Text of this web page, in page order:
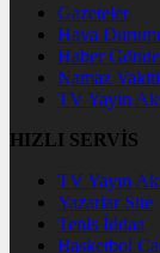
Gazeteler
Hava
Haber
Namaz
TV Yayın
HIZLI SERVİS
TV Yayın
Yazarlar Site
Tenis İddaa
Basketbol